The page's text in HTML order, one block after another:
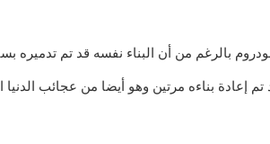
بالرغم من أن البناء نفسه قد تم تدميره
إعادة بناءه مرتين وهو أيضا من عجائب الدنيا